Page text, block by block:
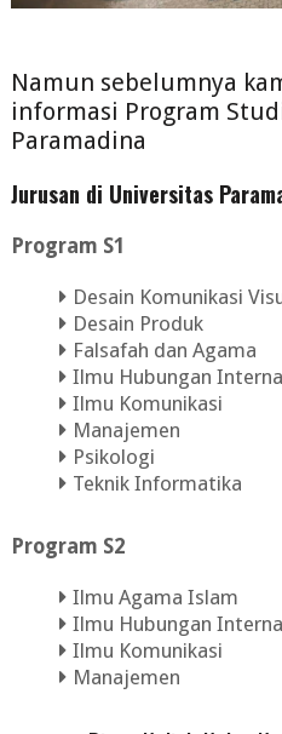
Namun sebelumnya
informasi Program
Paramadina
Jurusan di Universitas
Program S1
Desain Komunikasi
Desain Produk
Falsafah dan Agama
Ilmu Hubungan
Ilmu Komunikasi
Manajemen
Psikologi
Teknik Informatika
Program S2
Ilmu Agama Islam
Ilmu Hubungan
Ilmu Komunikasi
Manajemen